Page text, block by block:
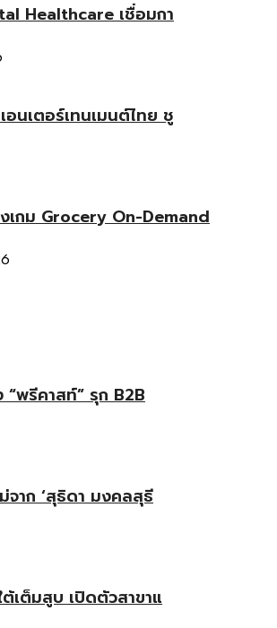
Healthcare เชื่อมกา
อนเตอร์เทนเมนต์ไทย ชู
เกม Grocery On-Demand
“พรีคาสท์” รุก B2B
จาก ‘สุธิดา มงคลสุธี
ต้เต็มสูบ เปิดตัวสาขาแ